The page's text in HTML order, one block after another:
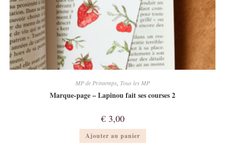
MP de Printemps Tous les MP
Marque-page – Lapinou fait ses courses 2
€3,00
Ajouter au panier